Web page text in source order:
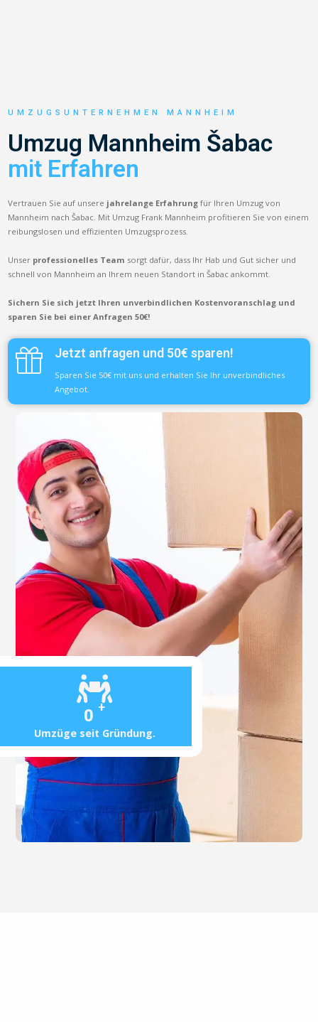
0 +
Umzüge seit Gründung.
UMZUGSUNTERNEHMEN MANNHEIM
Umzug Mannheim Šabac
mit Erfahren
Vertrauen Sie auf unsere jahrelange Erfahrung für Ihren Umzug von
Mannheim nach Šabac. Mit Umzug Frank Mannheim profitieren Sie von einem
reibungslosen und effizienten Umzugsprozess.
Unser professionelles Team sorgt dafür, dass Ihr Hab und Gut sicher und
schnell von Mannheim an Ihrem neuen Standort in Šabac ankommt.
Sichern Sie sich jetzt Ihren unverbindlichen Kostenvoranschlag und
sparen Sie bei einer Anfragen 50€!
Jetzt anfragen und 50€ sparen!
Sparen Sie 50€ mit uns und erhalten Sie Ihr unverbindliches
Angebot.